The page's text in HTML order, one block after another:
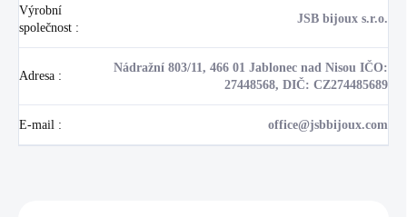
Výrobní
společnost :
JSB bijoux s.r.o.
Adresa :
Nádražní 803/11, 466 01 Jablonec nad Nisou IČO:
27448568, DIČ: CZ274485689
E-mail : office@jsbbijoux.com